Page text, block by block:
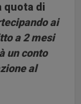
quota di
ai
a 2 mesi
un conto
al